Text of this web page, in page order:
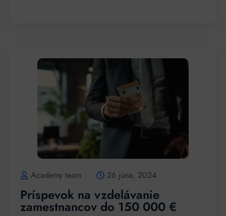
Academy team 26 júna, 2024
Príspevok na vzdelávanie
zamestnancov do 150 000 €